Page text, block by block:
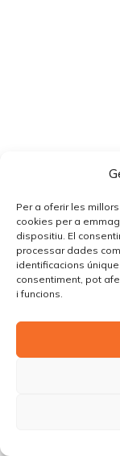
Per a oferir les
cookies per a
dispositiu. El
processar dades
identificacions
consentiment, pot
i funcions.